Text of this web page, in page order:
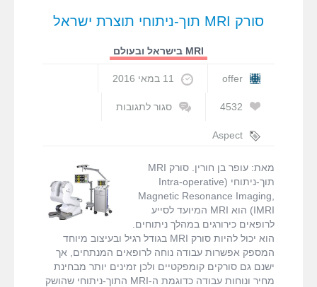
MRI – מושגי יסוד ופיזיקה
fMRI ודימות המוח
MRI המדריך המלא
דרושים
סורק MRI תוך-ניתוחי תוצרת ישראל
MRI בישראל ובעולם
offer 11 במאי 2016
4532
סגור לתגובות
תוך-ניתוחי
תוצרת
ישראל
Aspect
Medtronic,MRI
הפורטל
הישראלי
סורקים
תוך-ניתוחיים,
אספקט הדמייה,
מדטרוניק,עופר
בן חורין
מאת: עופר בן חורין. סורק MRI
תוך-ניתוחי (Intra-operative
Magnetic Resonance Imaging,
IMRI) הוא MRI המיועד לסייע
לרופאים כירורגים במהלך ניתוחים.
הוא יכול להיות סורק MRI בגודל רגיל ובעיצוב מיוחד
המספק אפשרות עבודה נוחה לרופאים המנתחים, אך
ישנם גם סורקים קומפקטיים ולכן זמינים יותר מבחינת
מחיר ונוחות עבודה כדוגמת ה-MRI התוך-ניתוחי שהושק